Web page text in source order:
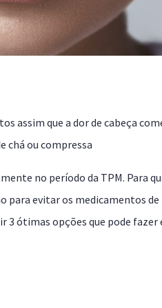
assim que a dor de cabeça
chá ou compressa
no período da TPM. Para
para evitar os medicamentos de
3 ótimas opções que pode fazer